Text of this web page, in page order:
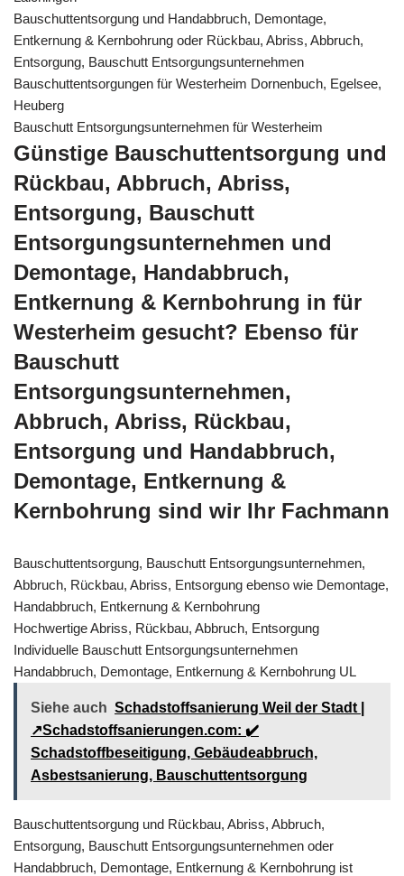
Bauschuttentsorgung und Handabbruch, Demontage,
Entkernung & Kernbohrung oder Rückbau, Abriss, Abbruch,
Entsorgung, Bauschutt Entsorgungsunternehmen
Bauschuttentsorgungen für Westerheim Dornenbuch, Egelsee,
Heuberg
Bauschutt Entsorgungsunternehmen für Westerheim
Günstige Bauschuttentsorgung und
Rückbau, Abbruch, Abriss,
Entsorgung, Bauschutt
Entsorgungsunternehmen und
Demontage, Handabbruch,
Entkernung & Kernbohrung in für
Westerheim gesucht? Ebenso für
Bauschutt
Entsorgungsunternehmen,
Abbruch, Abriss, Rückbau,
Entsorgung und Handabbruch,
Demontage, Entkernung &
Kernbohrung sind wir Ihr Fachmann
Bauschuttentsorgung, Bauschutt Entsorgungsunternehmen,
Abbruch, Rückbau, Abriss, Entsorgung ebenso wie Demontage,
Handabbruch, Entkernung & Kernbohrung
Hochwertige Abriss, Rückbau, Abbruch, Entsorgung
Individuelle Bauschutt Entsorgungsunternehmen
Handabbruch, Demontage, Entkernung & Kernbohrung UL
Siehe auch Schadstoffsanierung Weil der Stadt |
↗️Schadstoffsanierungen.com: ✔️
Schadstoffbeseitigung, Gebäudeabbruch,
Asbestsanierung, Bauschuttentsorgung
Bauschuttentsorgung und Rückbau, Abriss, Abbruch,
Entsorgung, Bauschutt Entsorgungsunternehmen oder
Handabbruch, Demontage, Entkernung & Kernbohrung ist